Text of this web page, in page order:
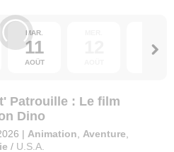
MAR.
11
AOÛT
13
Patrouille : Le film
Dino
| Animation Aventure
/ U.S.A.